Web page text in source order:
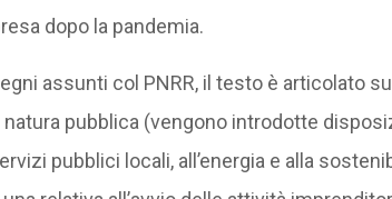
dopo la pandemia.
assunti col PNRR, il testo è articolato
pubblica (vengono introdotte
pubblici locali, all’energia e alla